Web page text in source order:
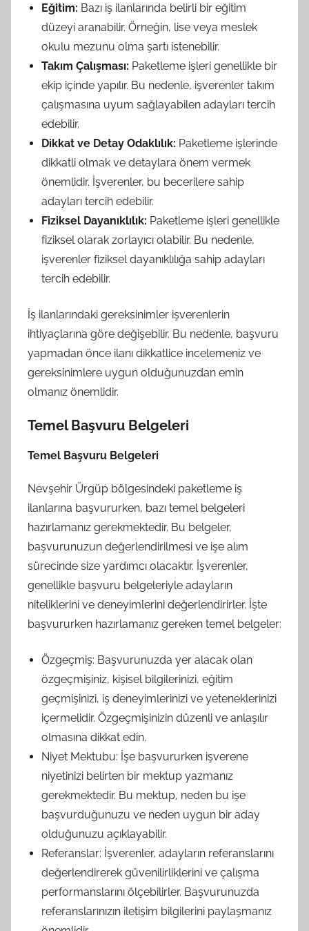
Eğitim: Bazı iş ilanlarında belirli bir eğitim
düzeyi aranabilir. Örneğin, lise veya meslek
okulu mezunu olma şartı istenebilir.
Takım Çalışması: Paketleme işleri genellikle bir
ekip içinde yapılır. Bu nedenle, işverenler takım
çalışmasına uyum sağlayabilen adayları tercih
edebilir.
Dikkat ve Detay Odaklılık: Paketleme işlerinde
dikkatli olmak ve detaylara önem vermek
önemlidir. İşverenler, bu becerilere sahip
adayları tercih edebilir.
Fiziksel Dayanıklılık: Paketleme işleri genellikle
fiziksel olarak zorlayıcı olabilir. Bu nedenle,
işverenler fiziksel dayanıklılığa sahip adayları
tercih edebilir.
İş ilanlarındaki gereksinimler işverenlerin
ihtiyaçlarına göre değişebilir. Bu nedenle, başvuru
yapmadan önce ilanı dikkatlice incelemeniz ve
gereksinimlere uygun olduğunuzdan emin
olmanız önemlidir.
Temel Başvuru Belgeleri
Temel Başvuru Belgeleri
Nevşehir Ürgüp bölgesindeki paketleme iş
ilanlarına başvururken, bazı temel belgeleri
hazırlamanız gerekmektedir. Bu belgeler,
başvurunuzun değerlendirilmesi ve işe alım
sürecinde size yardımcı olacaktır. İşverenler,
genellikle başvuru belgeleriyle adayların
niteliklerini ve deneyimlerini değerlendirirler. İşte
başvururken hazırlamanız gereken temel belgeler:
Özgeçmiş: Başvurunuzda yer alacak olan
özgeçmişiniz, kişisel bilgilerinizi, eğitim
geçmişinizi, iş deneyimlerinizi ve yeteneklerinizi
içermelidir. Özgeçmişinizin düzenli ve anlaşılır
olmasına dikkat edin.
Niyet Mektubu: İşe başvururken işverene
niyetinizi belirten bir mektup yazmanız
gerekmektedir. Bu mektup, neden bu işe
başvurduğunuzu ve neden uygun bir aday
olduğunuzu açıklayabilir.
Referanslar: İşverenler, adayların referanslarını
değerlendirerek güvenilirliklerini ve çalışma
performanslarını ölçebilirler. Başvurunuzda
referanslarınızın iletişim bilgilerini paylaşmanız